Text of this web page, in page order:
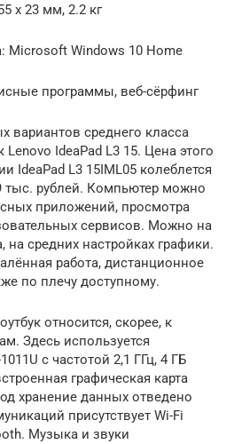
x 23 мм, 2.2 кг
Microsoft Windows 10 Home
программы, веб-сёрфинг
вариантов среднего класса
Lenovo IdeaPad L3 15. Цена этого
IdeaPad L3 15IML05 колеблется
тыс. рублей. Компьютер можно
приложений, просмотра
сервисов. Можно на
на средних настройках графики.
работа, дистанционное
по плечу доступному.
относится, скорее, к
Здесь используется
с частотой 2,1 ГГц, 4 ГБ
графическая карта
хранение данных отведено
присутствует Wi-Fi
Музыка и звуки